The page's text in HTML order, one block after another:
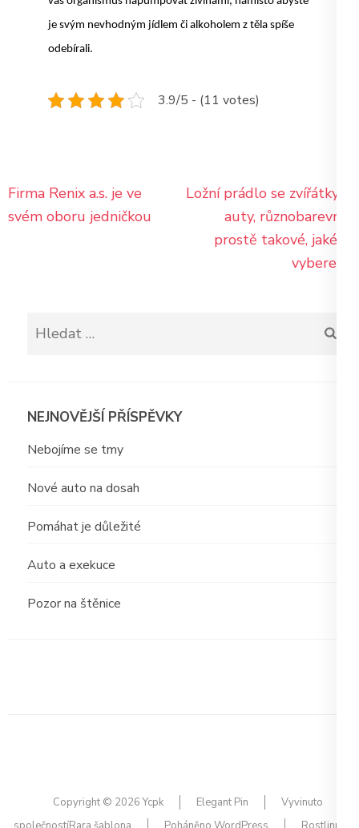
je svým nevhodným jídlem či alkoholem z těla spíše
odebírali.
3.9/5 - (11 votes)
Navigace
pro
Firma Renix a.s. je ve
svém oboru jedničkou
Ložní prádlo se zvířátky, s
auty, různobarevné,
prostě takové, jaké si
vyberete
NEJNOVĚJŠÍ PŘÍSPĚVKY
Nebojíme se tmy
Nové auto na dosah
Pomáhat je důležité
Auto a exekuce
Pozor na štěnice
Copyright © 2026Ycpk Elegant Pin
Vyvinuto